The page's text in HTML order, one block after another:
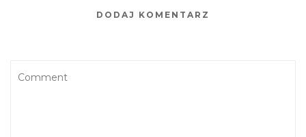
DODAJ KOMENTARZ